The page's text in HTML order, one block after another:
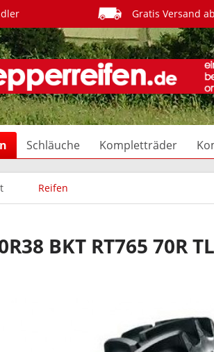
Gratis Versand
Schläuche Kompletträder
Reifen
BKT RT765 70R TL